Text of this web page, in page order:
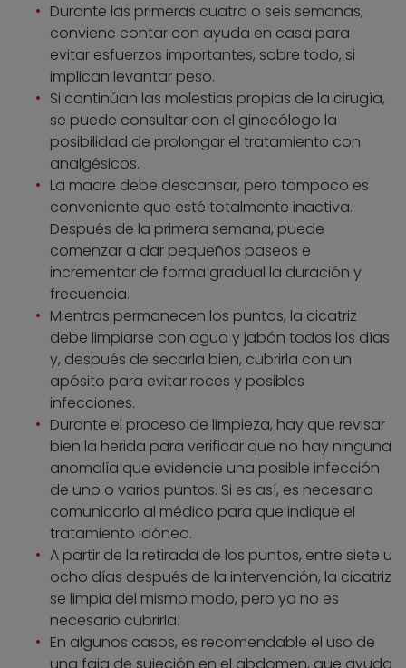
Durante las primeras cuatro o seis semanas,
conviene contar con ayuda en casa para
evitar esfuerzos importantes, sobre todo, si
implican levantar peso.
Si continúan las molestias propias de la cirugía,
se puede consultar con el ginecólogo la
posibilidad de prolongar el tratamiento con
analgésicos.
La madre debe descansar, pero tampoco es
conveniente que esté totalmente inactiva.
Después de la primera semana, puede
comenzar a dar pequeños paseos e
incrementar de forma gradual la duración y
frecuencia.
Mientras permanecen los puntos, la cicatriz
debe limpiarse con agua y jabón todos los días
y, después de secarla bien, cubrirla con un
apósito para evitar roces y posibles
infecciones.
Durante el proceso de limpieza, hay que revisar
bien la herida para verificar que no hay ninguna
anomalía que evidencie una posible infección
de uno o varios puntos. Si es así, es necesario
comunicarlo al médico para que indique el
tratamiento idóneo.
A partir de la retirada de los puntos, entre siete u
ocho días después de la intervención, la cicatriz
se limpia del mismo modo, pero ya no es
necesario cubrirla.
En algunos casos, es recomendable el uso de